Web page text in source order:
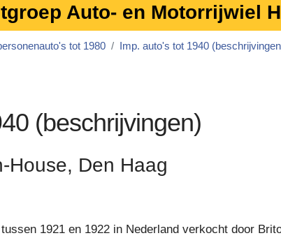
Auto- en Motorrijwiel
tot 1980
Imp. auto's tot 1940
(beschrijvingen)
House, Den Haag
1921 en 1922 in Nederland verkocht door